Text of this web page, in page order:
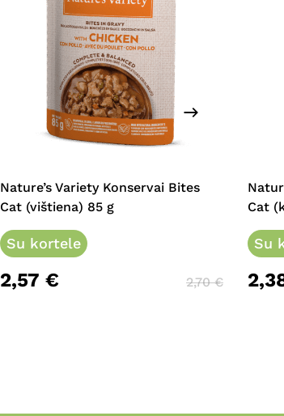
Nature’s Variety Konservai Bites
Cat (vištiena) 85 g
Su kortele
2,57 € 2,70€
Cat
Su